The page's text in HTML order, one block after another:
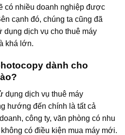
có nhiều doanh nghiệp được
cạnh đó, chúng ta cũng đã
dịch vụ cho thuê máy
khá lớn.
dành cho
dụng dịch vụ thuê máy
hướng đến chính là tất cả
công ty, văn phòng có nhu
có điều kiện mua máy mới.